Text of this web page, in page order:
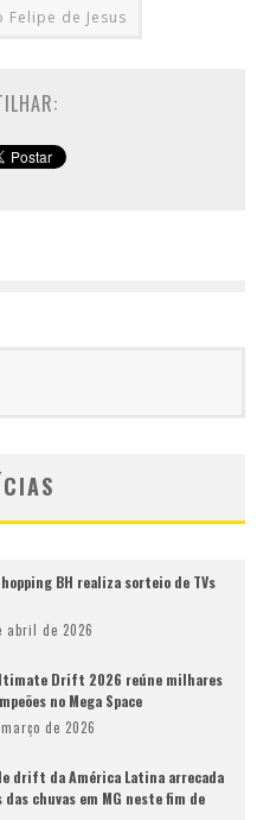
Felipe de Jesus
BH realiza sorteio de TVs
abril de 2026
Drift 2026 reúne milhares
no Mega Space
de 2026
drift da América Latina arrecada
chuvas em MG neste fim de